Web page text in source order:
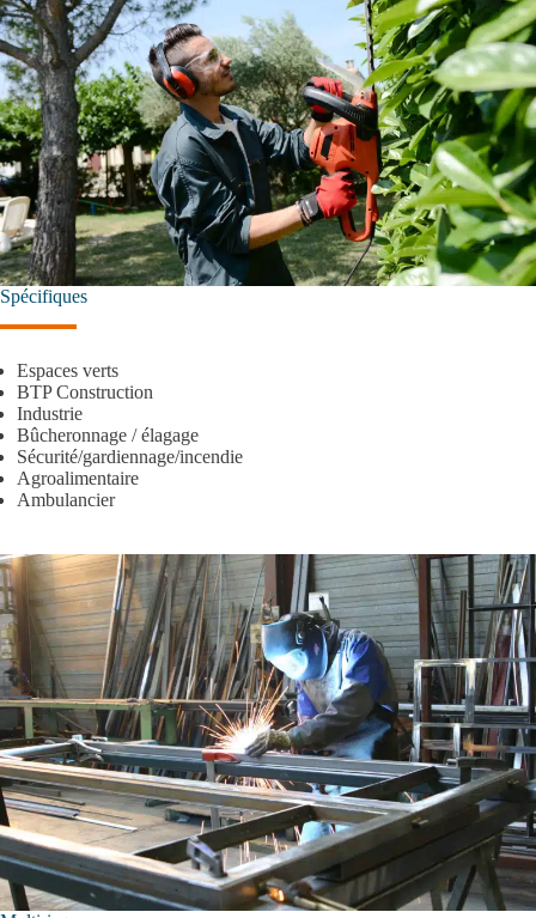
Spécifiques
Espaces verts
BTP Construction
Industrie
Bûcheronnage / élagage
Sécurité/gardiennage/incendie
Agroalimentaire
Ambulancier